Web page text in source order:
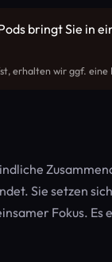
bringt Sie in
erhalten wir ggf.
Sie setzen
Fokus.